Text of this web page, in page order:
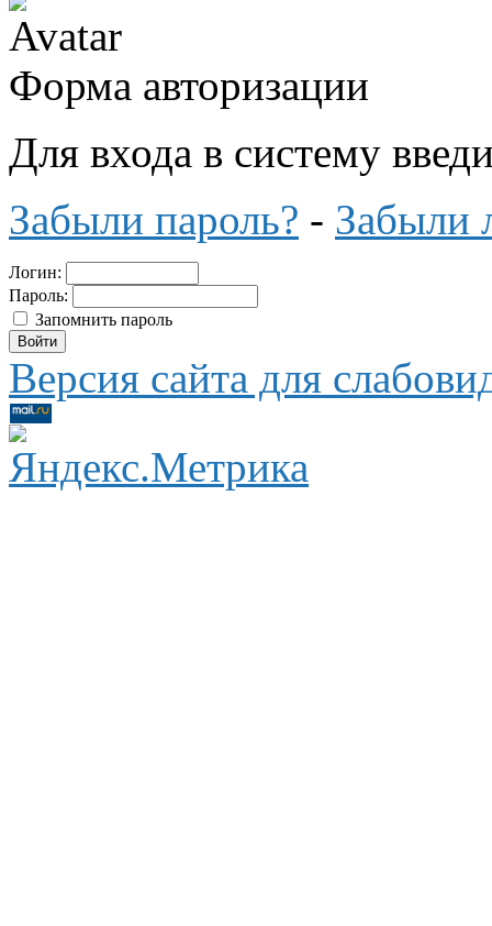
Форма авторизации
Для входа в систему
Забыли пароль? - Забыли
Логин:
Пароль:
Запомнить пароль
Версия сайта для